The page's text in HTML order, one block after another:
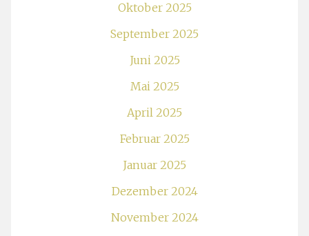
Oktober 2025
September 2025
Juni 2025
Mai 2025
April 2025
Februar 2025
Januar 2025
Dezember 2024
November 2024